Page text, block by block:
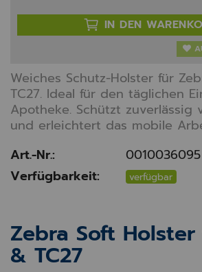
IN DEN
Weiches Schutz-Holster für
TC27. Ideal für den täglichen
Apotheke. Schützt zuverlässig
und erleichtert das mobile
Art.-Nr.:
0010036095
Verfügbarkeit:
verfügbar
Zebra Soft Holster
& TC27